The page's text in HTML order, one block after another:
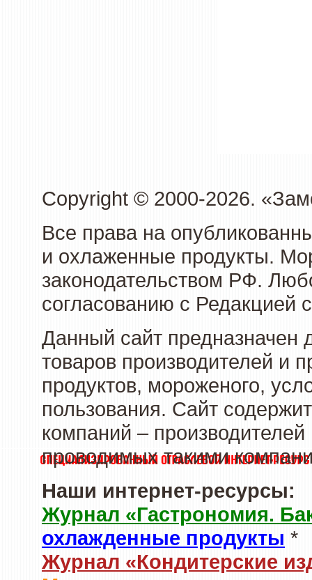
Copyright © 2000-2026.
Все права на
и охлаженные продукты.
законодательством РФ.
согласованию с Редакцией
Данный сайт предназначен
товаров производителей и
продуктов, мороженого,
пользования. Сайт
компаний –
проводимых такими
Наши интернет-ресурсы:
Журнал «Гастрономия.
охлажденные продукты *
Журнал «Кондитерские